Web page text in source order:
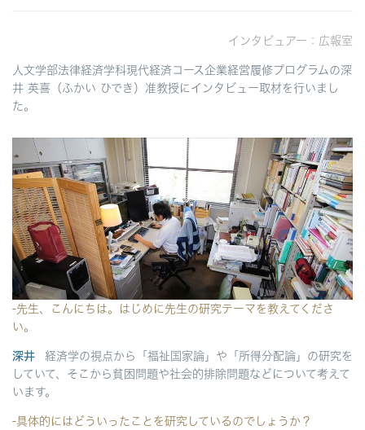
インタビュアー：広報室
人文学部法律経済学科現代経済コース企業経営履修プログラムの深
井 英喜（ふかい ひでき）准教授にインタビュー取材を行いまし
た。
-先生、こんにちは。はじめに先生の研究テーマを教えてくださ
い。
深井
経済学の視点から「福祉国家論」や「所得分配論」の研究を
していて、そこから貧困問題や社会的排除問題などについて考えて
います。
-具体的にはどういったことを研究しているのでしょうか？